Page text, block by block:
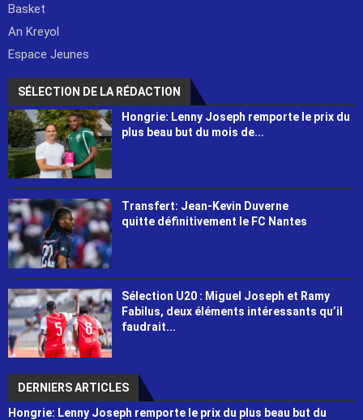
Basket
An Kreyol
Espace Jeunes
SÉLECTION DE LA RÉDACTION
Hongrie: Lenny Joseph remporte le prix du
plus beau but du mois de...
Transfert: Jean-Kevin Duverne
quitte définitivement le FC Nantes
Sélection U20 : Miguel Joseph et Ramy
Fabilus, deux éléments intéressants qu’il
faudrait...
DERNIERS ARTICLES
Hongrie: Lenny Joseph remporte le prix du plus beau but du